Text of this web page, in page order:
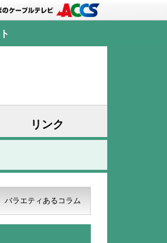
リンク
バラエティあるコラム